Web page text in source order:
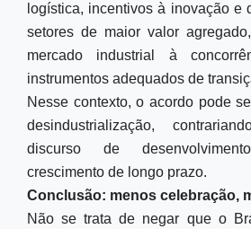
logística, incentivos à inovação e
setores de maior valor
mercado industrial à
instrumentos adequados de
Nesse contexto, o acordo pode
desindustrialização,
discurso de
crescimento de longo prazo.
Conclusão: menos celebração,
Não se trata de negar que o